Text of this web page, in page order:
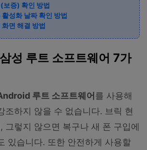
보증) 확인 방법
성화 날짜 확인 방법
면 해결 방법
성 루트 소프트웨어 7가
루트 소프트웨어 를 사용해
조하지 않을 수 없습니다. 브릭 현
그렇지 않으면 복구나 새 폰 구입에
있습니다. 또한 안전하게 사용할